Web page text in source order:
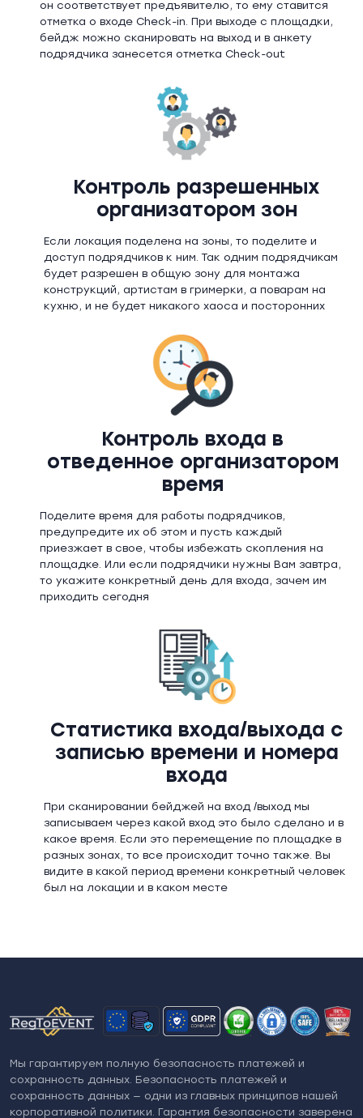
он соответствует предъявителю, то ему ставится
отметка о входе Check-in. При выходе с площадки,
бейдж можно сканировать на выход и в анкету
подрядчика занесется отметка Check-out
Контроль разрешенных
организатором зон
Если локация поделена на зоны, то поделите и
доступ подрядчиков к ним. Так одним подрядчикам
будет разрешен в общую зону для монтажа
конструкций, артистам в гримерки, а поварам на
кухню, и не будет никакого хаоса и посторонних
Контроль входа в
отведенное организатором
время
Поделите время для работы подрядчиков,
предупредите их об этом и пусть каждый
приезжает в свое, чтобы избежать скопления на
площадке. Или если подрядчики нужны Вам завтра,
то укажите конкретный день для входа, зачем им
приходить сегодня
Статистика входа/выхода с
записью времени и номера
входа
При сканировании бейджей на вход /выход мы
записываем через какой вход это было сделано и в
какое время. Если это перемещение по площадке в
разных зонах, то все происходит точно также. Вы
видите в какой период времени конкретный человек
был на локации и в каком месте
Мы гарантируем полную безопасность платежей и
сохранность данных. Безопасность платежей и
сохранность данных — одни из главных принципов нашей
корпоративной политики. Гарантия безопасности заверена